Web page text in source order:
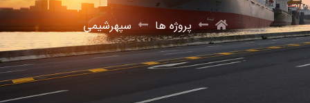
پروژه ها سپهرشیمی